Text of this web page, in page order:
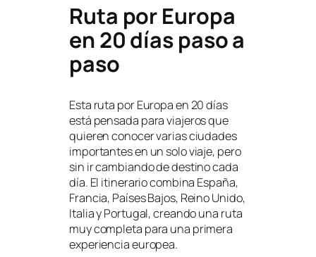
Ruta por Europa
en 20 días paso a
paso
Esta ruta por Europa en 20 días
está pensada para viajeros que
quieren conocer varias ciudades
importantes en un solo viaje, pero
sin ir cambiando de destino cada
día. El itinerario combina España,
Francia, Países Bajos, Reino Unido,
Italia y Portugal, creando una ruta
muy completa para una primera
experiencia europea.